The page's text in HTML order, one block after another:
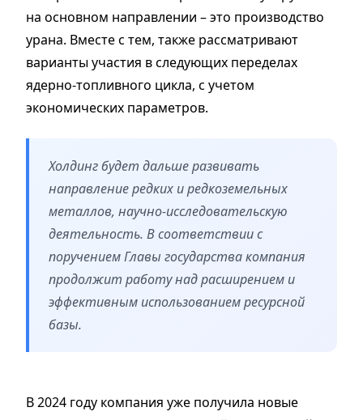
на основном направлении –это производство
урана. Вместе с тем, также рассматривают
варианты участия в следующих переделах
ядерно-топливного цикла, с учетом
экономических параметров.
Холдинг будет дальше развивать
направление редких и редкоземельных
металлов, научно-исследовательскую
деятельность. В соответствии с
поручением Главы государства компания
продолжит работу над расширением и
эффективным использованием ресурсной
базы.
В 2024 году компания уже получила новые